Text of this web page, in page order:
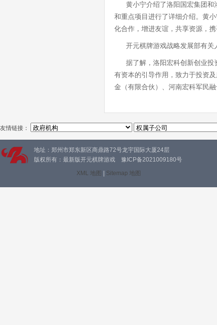
黄小宁介绍了洛阳国宏集团
和重点项目进行了详细介绍。黄
化合作，增进友谊，共享资源，
开元棋牌游戏战略发展部有关
据了解，洛阳宏科创新创业
有资本的引导作用，致力于投资
金（有限合伙）、河南宏科军民
友情链接：
地址：郑州市郑东新区商鼎路72号龙宇国际大厦24层
版权所有：最新版开元棋牌游戏 豫ICP备2021009180号
XML 地图
Sitemap 地图